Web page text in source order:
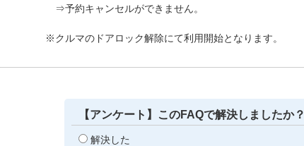
⇒予約キャンセルができません。
※クルマのドアロック解除にて利用開始となります。
【アンケート】このFAQで解決しましたか？
解決した